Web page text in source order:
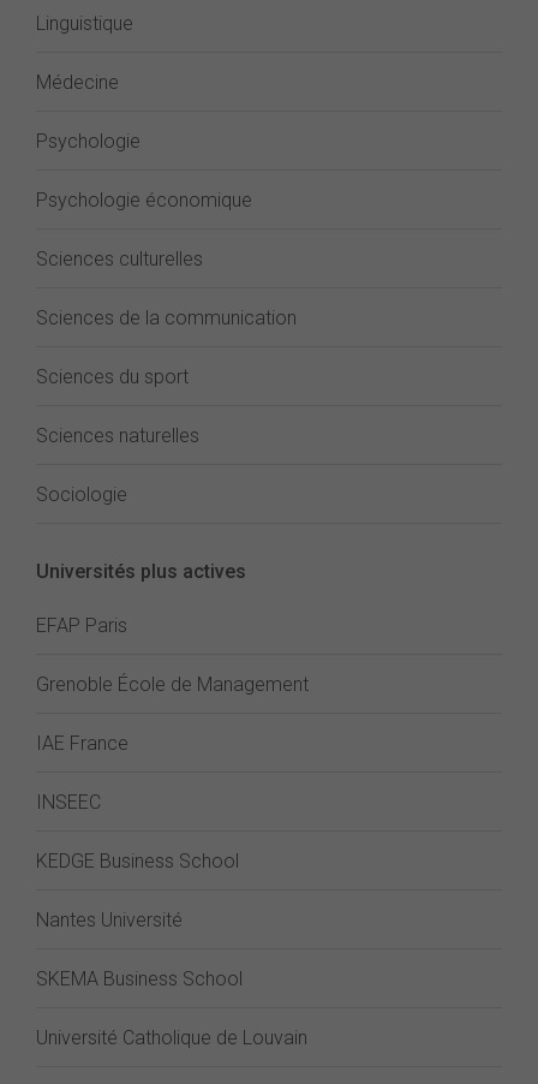
Linguistique
Médecine
Psychologie
Psychologie économique
Sciences culturelles
Sciences de la communication
Sciences du sport
Sciences naturelles
Sociologie
Universités plus actives
EFAP Paris
Grenoble École de Management
IAE France
INSEEC
KEDGE Business School
Nantes Université
SKEMA Business School
Université Catholique de Louvain